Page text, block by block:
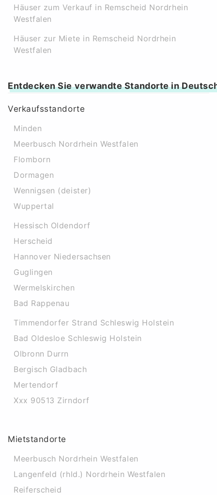
Häuser zum Verkauf in Remscheid Nordrhein
Westfalen
Häuser zur Miete in Remscheid Nordrhein
Westfalen
Entdecken Sie verwandte Standorte in
Verkaufsstandorte
Minden
Meerbusch Nordrhein Westfalen
Flomborn
Dormagen
Wennigsen (deister)
Wuppertal
Hessisch Oldendorf
Herscheid
Hannover Niedersachsen
Guglingen
Wermelskirchen
Bad Rappenau
Timmendorfer Strand Schleswig Holstein
Bad Oldesloe Schleswig Holstein
Olbronn Durrn
Bergisch Gladbach
Mertendorf
Xxx 90513 Zirndorf
Mietstandorte
Meerbusch Nordrhein Westfalen
Langenfeld (rhld.) Nordrhein Westfalen
Reiferscheid